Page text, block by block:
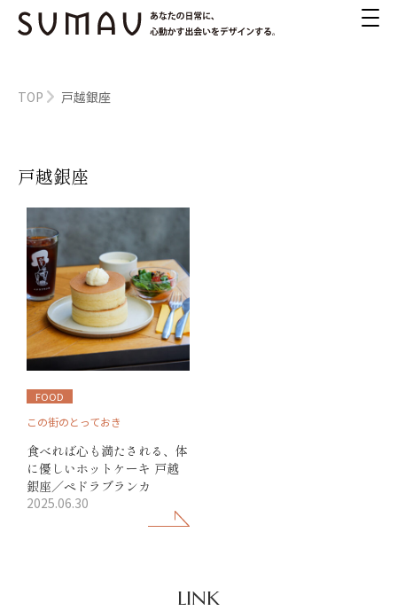
TOP 戸越銀座
戸越銀座
FOOD
この街のとっておき
食べれば心も満たされる、体
に優しいホットケーキ 戸越
銀座／ペドラブランカ
2025.06.30
LINK